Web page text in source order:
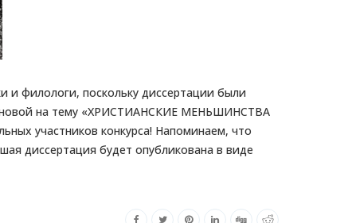
и филологи, поскольку диссертации были
на тему «ХРИСТИАНСКИЕ МЕНЬШИНСТВА
участников конкурса! Напоминаем, что
диссертация будет опубликована в виде